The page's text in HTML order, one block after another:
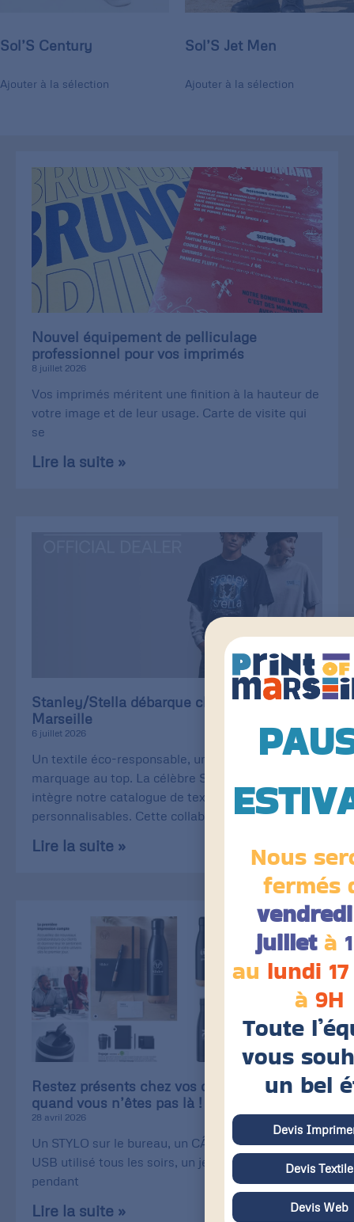
Sol’S Century
Ajouter à la sélection
Sol’S Jet Men
Ajouter à la sélection
Nouvel équipement de pelliculage
professionnel pour vos imprimés
8 juillet 2026
Vos imprimés méritent une finition à la hauteur de
votre image et de leur usage. Carte de visite qui
se
Lire la suite »
Stanley/Stella débarque chez Print of
Marseille
6 juillet 2026
Un textile éco-responsable, une qualité de
marquage au top. La célèbre Stanley/Stella
intègre notre catalogue de textiles
personnalisables. Cette collaboration
Lire la suite »
Restez présents chez vos clients, même
quand vous n’êtes pas là !
28 avril 2026
Un STYLO sur le bureau, un CÂBLE de recharge
USB utilisé tous les soirs, un jeu de CARTE utilisé
pendant
Lire la suite »
Nous
fermés
juilletà
au lundi
à 9H
Toute
vous
un bel
Devis
Devis Textile
Devis Web